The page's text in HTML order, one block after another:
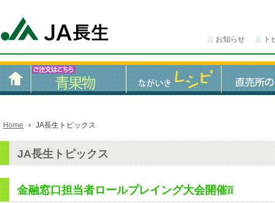
お知らせ ト
Home JA長生トピックス
JA長生トピックス
金融窓口担当者ロールプレイング大会開催❕❕